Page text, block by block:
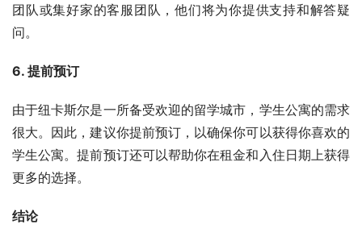
团队或集好家的客服团队，他们将为你提供支持和解答疑
问。
6. 提前预订
由于纽卡斯尔是一所备受欢迎的留学城市，学生公寓的需求
很大。因此，建议你提前预订，以确保你可以获得你喜欢的
学生公寓。提前预订还可以帮助你在租金和入住日期上获得
更多的选择。
结论